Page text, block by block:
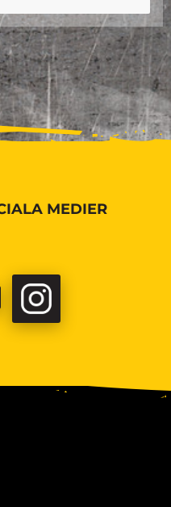
MEDIER